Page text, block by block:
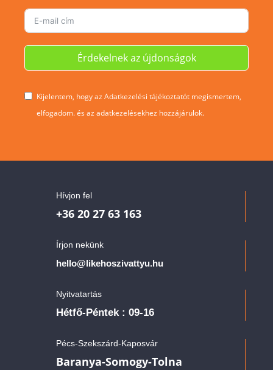
Érdekelnek az újdonságok
Kijelentem, hogy az Adatkezelési tájékoztatót megismertem,
elfogadom. és az adatkezelésekhez hozzájárulok.
Hívjon fel
+36 20 27 63 163
Írjon nekünk
hello@likehoszivattyu.hu
Nyitvatartás
Hétfő-Péntek : 09-16
Pécs-Szekszárd-Kaposvár
Baranya-Somogy-Tolna